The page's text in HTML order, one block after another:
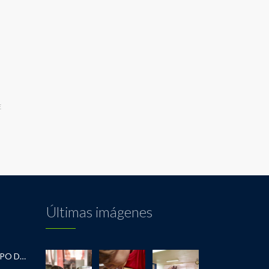
RECOMENDACIONES DEL EQUIPO DE INFANTIL
Últimas imágenes